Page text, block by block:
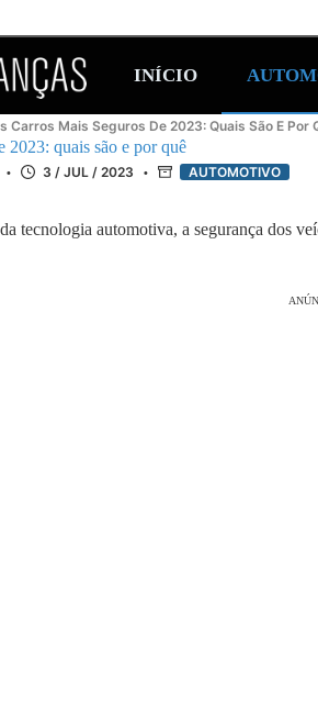
INÍCIO
Carros Mais Seguros De 2023: Quais São E Por
2023: quais são e por quê
3 / JUL / 2023 AUTOMOTIVO
tecnologia automotiva, a segurança dos